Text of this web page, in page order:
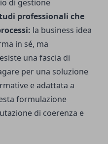
di gestione
professionali che
la business idea
in sé, ma
una fascia di
per una soluzione
e adattata a
formulazione
di coerenza e